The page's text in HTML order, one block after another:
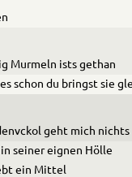
Murmeln ists gethan
es schon du bringst sie
geht mich nichts
in seiner eignen Hölle
ein Mittel